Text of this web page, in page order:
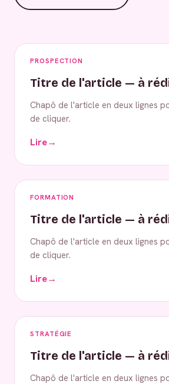
PROSPECTION
Titre de l'article — à
Chapô de l'article en deux lignes
de cliquer.
Lire→
FORMATION
Titre de l'article — à
Chapô de l'article en deux lignes
de cliquer.
Lire→
STRATÉGIE
Titre de l'article — à
Chapô de l'article en deux lignes